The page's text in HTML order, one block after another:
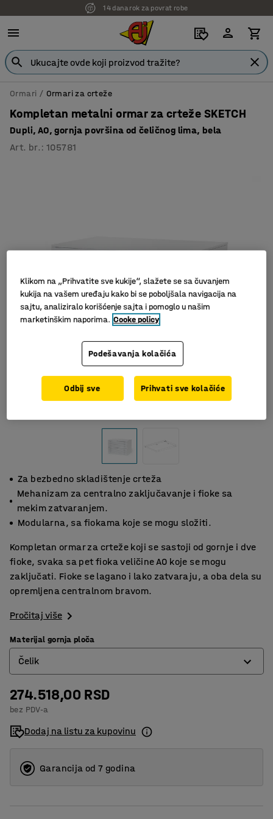
14 dana rok za povrat robe
Ormari Ormari za crteže
Kompletan metalni ormar za crteže SKETCH
Dupli, A0, gornja površina od čeličnog lima, bela
Art. br. :105781
Slični proizvodi
Za bezbedno skladištenje crteža
Mehanizam za centralno zaključavanje i fioke sa
mekim zatvaranjem.
Modularna, sa fiokama koje se mogu složiti.
Kompletan ormar za crteže koji se sastoji od gornje i dve
fioke, svaka sa pet fioka veličine A0 koje se mogu
zaključati. Fioke se lagano i lako zatvaraju, a oba dela su
opremljena centralnom bravom.
Pročitaj više
Materijal gornja ploča
Čelik
Čelik
Laminat
274.518,00 RSD
bez PDV-a
Dodaj na listu za kupovinu
Garancija od 7 godina
Klikom na „Prihvatite sve kukije“, slažete se sa čuvanjem
kukija na vašem uređaju kako bi se poboljšala navigacija na
sajtu, analiziralo korišćenje sajta i pomoglo u našim
marketinškim naporima. Cooke policy
Podešavanja kolačića
Odbij sve Prihvati sve kolačiće